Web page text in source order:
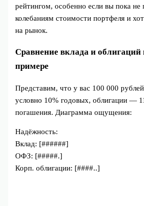
рейтингом, особенно если вы пока не
колебаниям стоимости портфеля и
на рынок.
Сравнение вклада и облигаций
примере
Представим, что у вас 100 000
условно 10% годовых, облигации —
погашения. Диаграмма ощущения:
Надёжность:
Вклад: [######]
ОФЗ: [#####.]
Корп. облигации: [####..]